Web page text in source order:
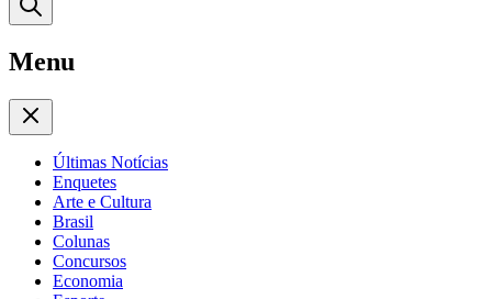
Menu
Últimas Notícias
Enquetes
Arte e Cultura
Brasil
Colunas
Concursos
Economia